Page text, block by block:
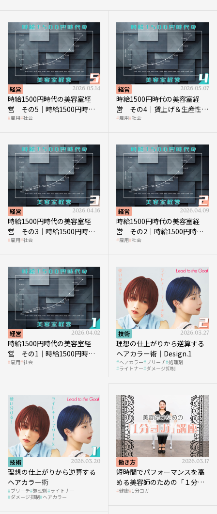
経営 2026.05.14
時給1500円時代の美容室経
営 その5｜時給1500円時代
の到来は美容業の収益構造を
雇用 社会
経営 2026.05.07
時給1500円時代の美容室経
営 その4｜賃上げ＆生産性向
上につなげる賢い助成金活用
雇用 社会
経営 2026.04.16
時給1500円時代の美容室経
営 その3｜時給1500円時
代、美容業はどのような影響
雇用 社会
経営 2026.04.09
時給1500円時代の美容室経
営 その2｜時給1500円時代
に支払う給与はいくらなのか
雇用 社会
経営 2026.04.02
時給1500円時代の美容室経
営 その1｜時給1500円時代
へ向かう社会的背景
雇用 社会
技術 2026.03.27
理想の仕上がりから逆算する
ヘアカラー術｜Design.1
ヘアカラー ブリーチ 処理剤
ライトナー ダメージ抑制
技術 2026.03.20
理想の仕上がりから逆算する
ヘアカラー術
ブリーチ 処理剤 ライトナー
ダメージ抑制 ヘアカラー
働き方 2026.03.17
短時間でパフォーマンスを高
める美容師のための「１分ヨ
ガ」講座｜実践編
健康 1分ヨガ